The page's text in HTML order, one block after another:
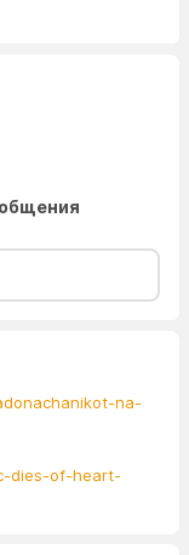
na-
dies-of-heart-